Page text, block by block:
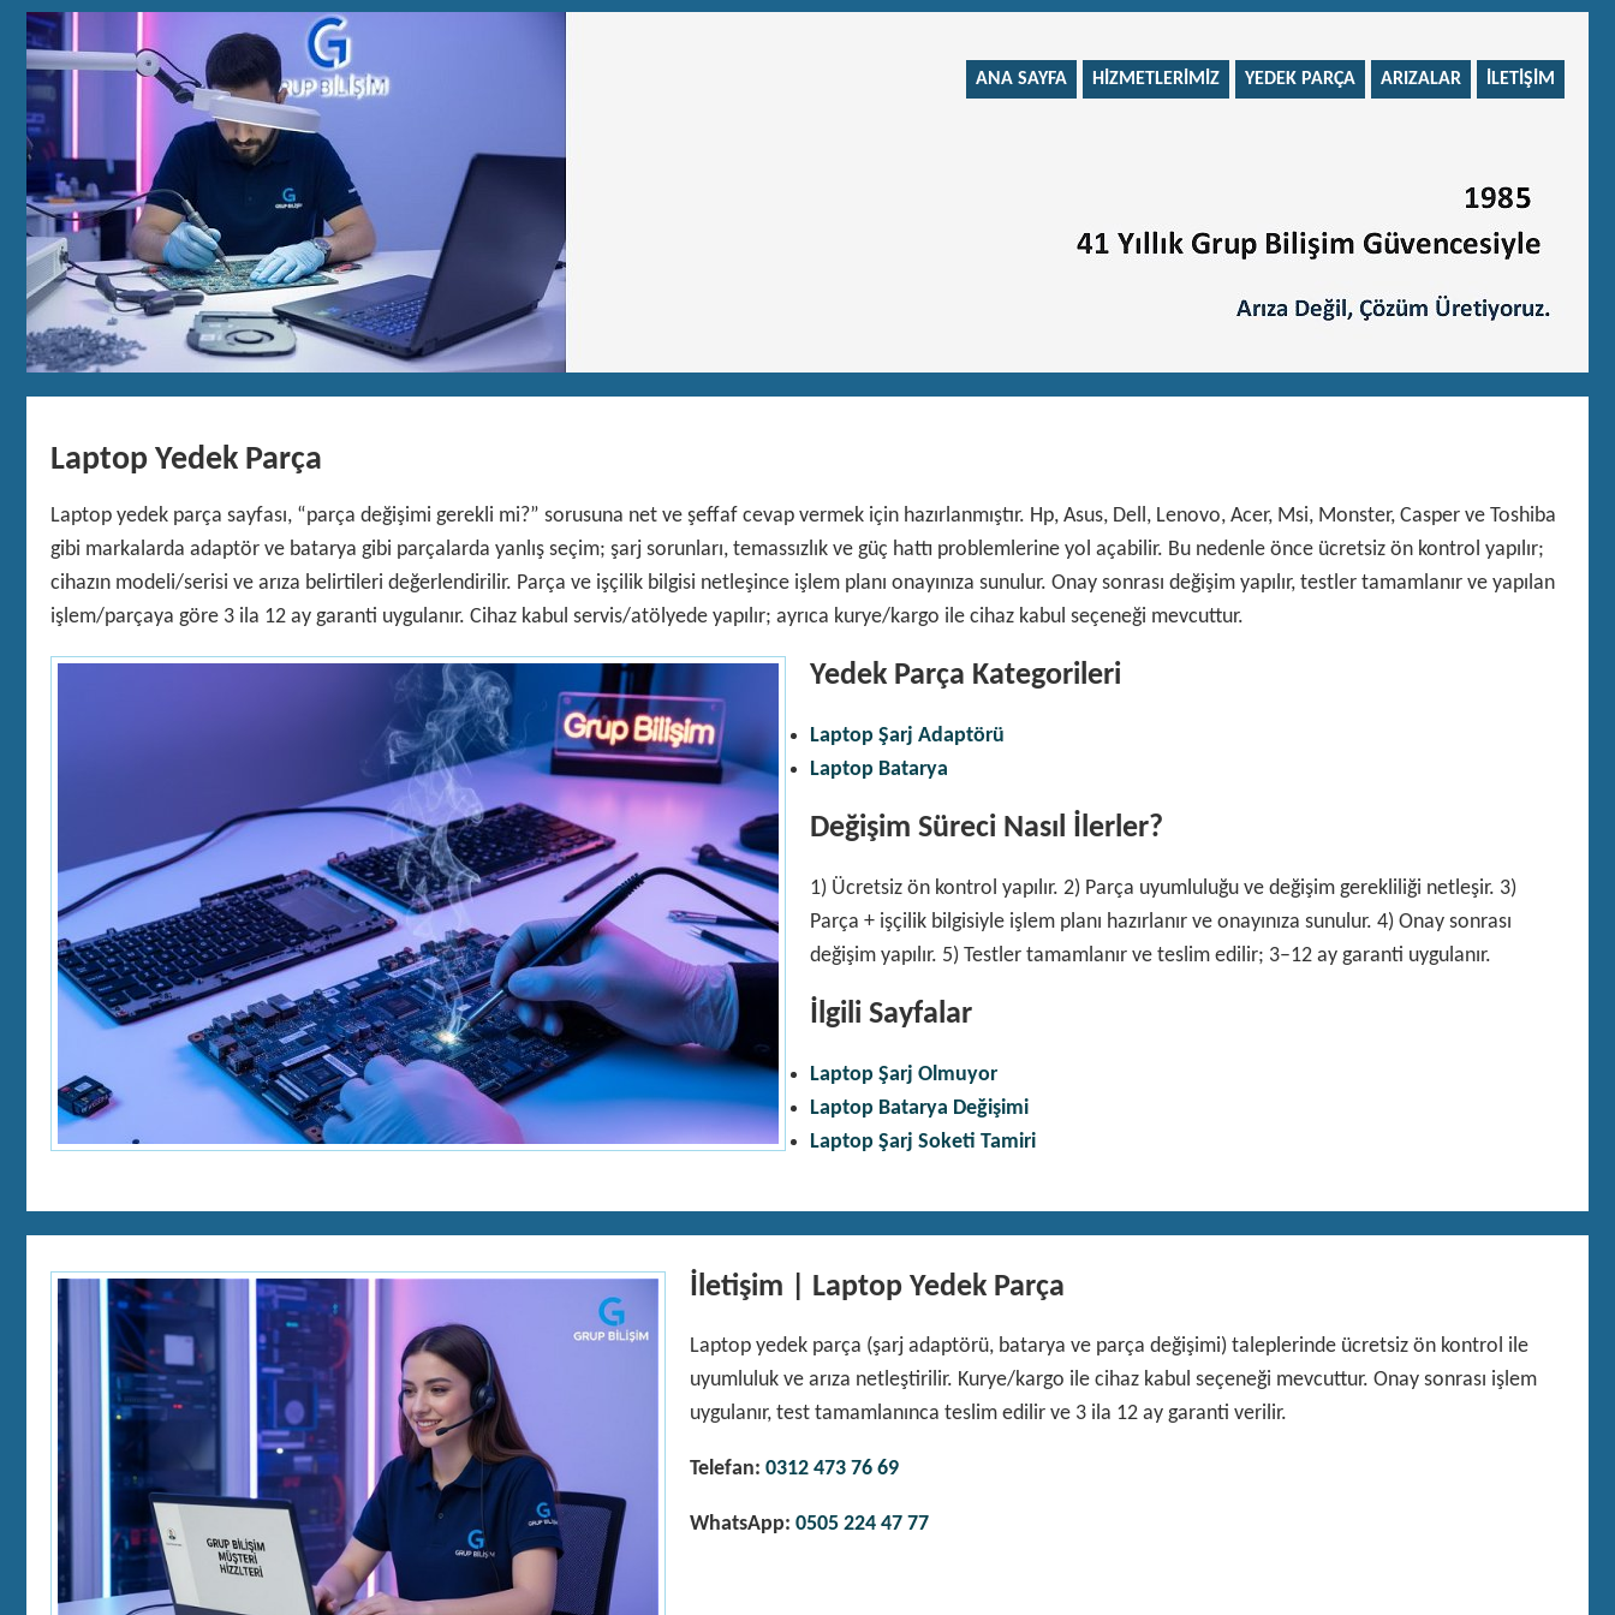
ANA SAYFA HIZMETLERIMIZ YEDEK PARÇA ARIZALAR İLETIŞIM
Laptop Yedek Parça
Laptop yedek parça sayfası, “parça değişimi gerekli mi?” sorusuna net ve şeffaf cevap vermek için hazırlanmıştır. Hp, Asus, Dell, Lenovo, Acer, Msi, Monster, Casper ve Toshiba
gibi markalarda adaptör ve batarya gibi parçalarda yanlış seçim; şarj sorunları, temassızlık ve güç hattı problemlerine yol açabilir. Bu nedenle önce ücretsiz ön kontrol yapılır;
cihazın modeli/serisi ve arıza belirtileri değerlendirilir. Parça ve işçilik bilgisi netleşince işlem planı onayınıza sunulur. Onay sonrası değişim yapılır, testler tamamlanır ve yapılan
işlem/parçaya göre 3 ila 12 ay garanti uygulanır. Cihaz kabul servis/atölyede yapılır; ayrıca kurye/kargo ile cihaz kabul seçeneği mevcuttur.
Yedek Parça Kategorileri
Laptop Şarj Adaptörü
Laptop Batarya
Değişim Süreci Nasıl İlerler?
1) Ücretsiz ön kontrol yapılır. 2) Parça uyumluluğu ve değişim gerekliliği netleşir. 3)
Parça + işçilik bilgisiyle işlem planı hazırlanır ve onayınıza sunulur. 4) Onay sonrası
değişim yapılır. 5) Testler tamamlanır ve teslim edilir; 3–12 ay garanti uygulanır.
İlgili Sayfalar
Laptop Şarj Olmuyor
Laptop Batarya Değişimi
Laptop Şarj Soketi Tamiri
İletişim | Laptop Yedek Parça
Laptop yedek parça (şarj adaptörü, batarya ve parça değişimi) taleplerinde ücretsiz ön kontrol ile
uyumluluk ve arıza netleştirilir. Kurye/kargo ile cihaz kabul seçeneği mevcuttur. Onay sonrası işlem
uygulanır, test tamamlanınca teslim edilir ve 3 ila 12 ay garanti verilir.
Telefan: 0312 473 76 69
WhatsApp: 0505 224 47 77